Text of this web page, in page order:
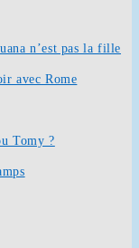
n’est pas la fille
avec Rome
Tomy ?